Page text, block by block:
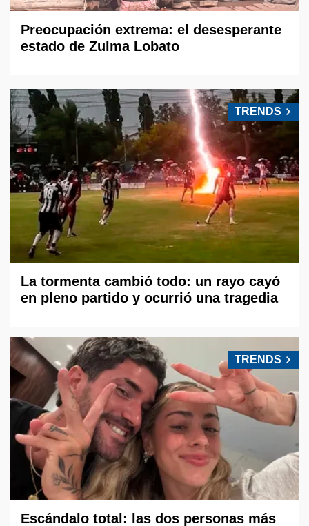
Preocupación extrema: el desesperante
estado de Zulma Lobato
TRENDS
La tormenta cambió todo: un rayo cayó
en pleno partido y ocurrió una tragedia
TRENDS
Escándalo total: las dos personas más